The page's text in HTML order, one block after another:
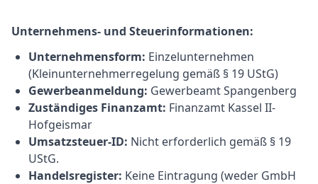
Unternehmens- und Steuerinformationen:
Unternehmensform: Einzelunternehmen
(Kleinunternehmerregelung gemäß § 19 UStG)
Gewerbeanmeldung: Gewerbeamt Spangenberg
Zuständiges Finanzamt: Finanzamt Kassel II-
Hofgeismar
Umsatzsteuer-ID: Nicht erforderlich gemäß § 19
UStG.
Handelsregister: Keine Eintragung (weder GmbH